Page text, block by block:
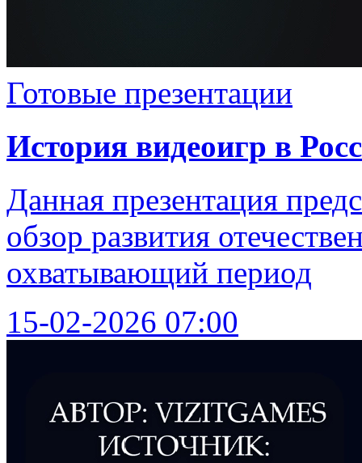
Готовые презентации
История видеоигр в
Данная презентация
обзор развития
охватывающий период
15-02-2026 07:00